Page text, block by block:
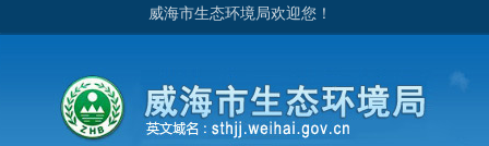
威海市生态环境局欢迎您！